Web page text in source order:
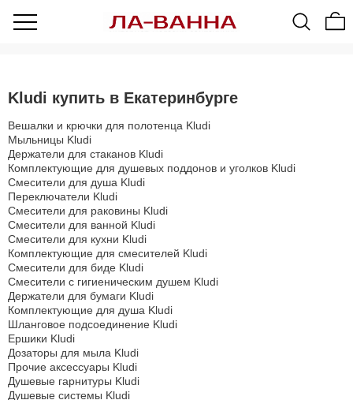
Kludi купить в Екатеринбурге
Вешалки и крючки для полотенца Kludi
Мыльницы Kludi
Держатели для стаканов Kludi
Комплектующие для душевых поддонов и уголков Kludi
Смесители для душа Kludi
Переключатели Kludi
Смесители для раковины Kludi
Смесители для ванной Kludi
Смесители для кухни Kludi
Комплектующие для смесителей Kludi
Смесители для биде Kludi
Смесители с гигиеническим душем Kludi
Держатели для бумаги Kludi
Комплектующие для душа Kludi
Шланговое подсоединение Kludi
Ершики Kludi
Дозаторы для мыла Kludi
Прочие аксессуары Kludi
Душевые гарнитуры Kludi
Душевые системы Kludi